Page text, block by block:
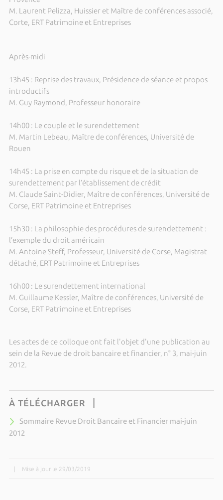
M. Laurent Pelizza, Huissier et Maître de conférences associé,
Corte, ERT Patrimoine et Entreprises
Après-midi
13h45 : Reprise des travaux, Présidence de séance et propos
introductifs
M. Guy Raymond, Professeur honoraire
14h00 : Le couple et le surendettement
M. Martin Lebeau, Maître de conférences, Université de
Rouen
14h45 : La prise en compte du risque et de la situation de
surendettement par l’établissement de crédit
M. Claude Saint-Didier, Maître de conférences, Université de
Corse, ERT Patrimoine et Entreprises
15h30 : La philosophie des procédures de surendettement :
l’exemple du droit américain
M. Antoine Steff, Professeur, Université de Corse, Magistrat
détaché, ERT Patrimoine et Entreprises
16h00 : Le surendettement international
M. Guillaume Kessler, Maître de conférences, Université de
Corse, ERT Patrimoine et Entreprises
Les actes de ce colloque ont fait l'objet d'une publication au
sein de la Revue de droit bancaire et financier, n° 3, mai-juin
2012.
À TÉLÉCHARGER
Sommaire Revue Droit Bancaire et Financier mai-juin
2012
Mise à jour le 29/03/2019